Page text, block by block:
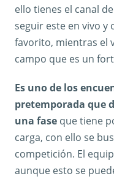
ello tienes el canal
seguir este en vivo y
favorito, mientras el
campo que es un
Es uno de los
pretemporada que
una fase que tiene
carga, con ello se
competición. El
aunque esto se